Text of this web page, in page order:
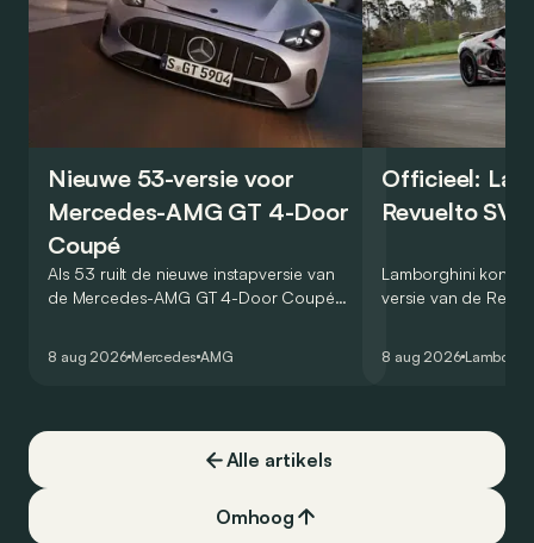
Nieuwe 53-versie voor
Mercedes-AMG GT 4-Door
Coupé
Als 53 ruilt de nieuwe instapversie van
de Mercedes-AMG GT 4-Door Coupé
8 aug 2026 Mercedes AMG
Officieel:
Revuelto SV
Lamborghini
versie van de
een record voor
8 aug 2026
Alle artikels
Omhoog